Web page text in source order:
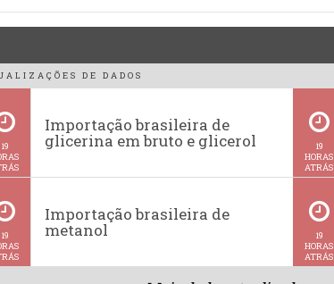
DE DADOS
19
Importação brasileira de
glicerina em bruto e glicerol
19
HORAS
ATRÁS
19
Importação brasileira de
metanol
19
HORAS
ATRÁS